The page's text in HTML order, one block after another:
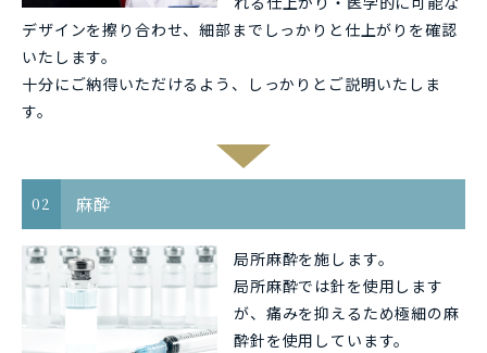
デザインを擦り合わせ、細部までしっかりと仕上がりを確認
いたします。
十分にご納得いただけるよう、しっかりとご説明いたしま
す。
02 麻酔
局所麻酔を施します。
局所麻酔では針を使用します
が、痛みを抑えるため極細の麻
酔針を使用しています。